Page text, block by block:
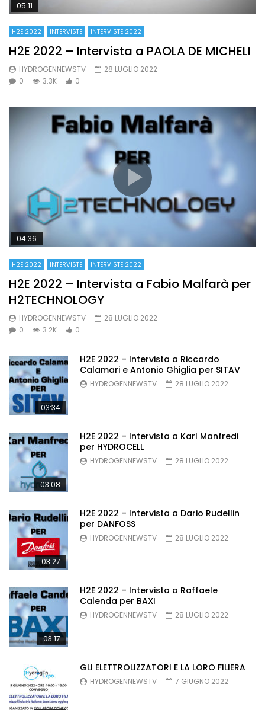
05:11
H2E 2022 INTERVISTE INTERVISTE 2022
H2E 2022 – Intervista a PAOLA DE MICHELI
HYDROGENNEWSTV
28 LUGLIO 2022
0
3.3K 0
04:36
H2E 2022 INTERVISTE INTERVISTE 2022
H2E 2022 – Intervista a Fabio Malfarà per
H2TECHNOLOGY
HYDROGENNEWSTV
28 LUGLIO 2022
0
3.2K 0
03:34
H2E 2022 – Intervista a Riccardo
Calamari e Antonio Ghiglia per SITAV
HYDROGENNEWSTV 28 LUGLIO 2022
03:08
H2E 2022 – Intervista a Karl Manfredi
per HYDROCELL
HYDROGENNEWSTV 28 LUGLIO 2022
03:27
H2E 2022 – Intervista a Dario Rudellin
per DANFOSS
HYDROGENNEWSTV 28 LUGLIO 2022
03:17
H2E 2022 – Intervista a Raffaele
Calenda per BAXI
HYDROGENNEWSTV 28 LUGLIO 2022
GLI ELETTROLIZZATORI E LA LORO FILIERA
HYDROGENNEWSTV 7 GIUGNO 2022